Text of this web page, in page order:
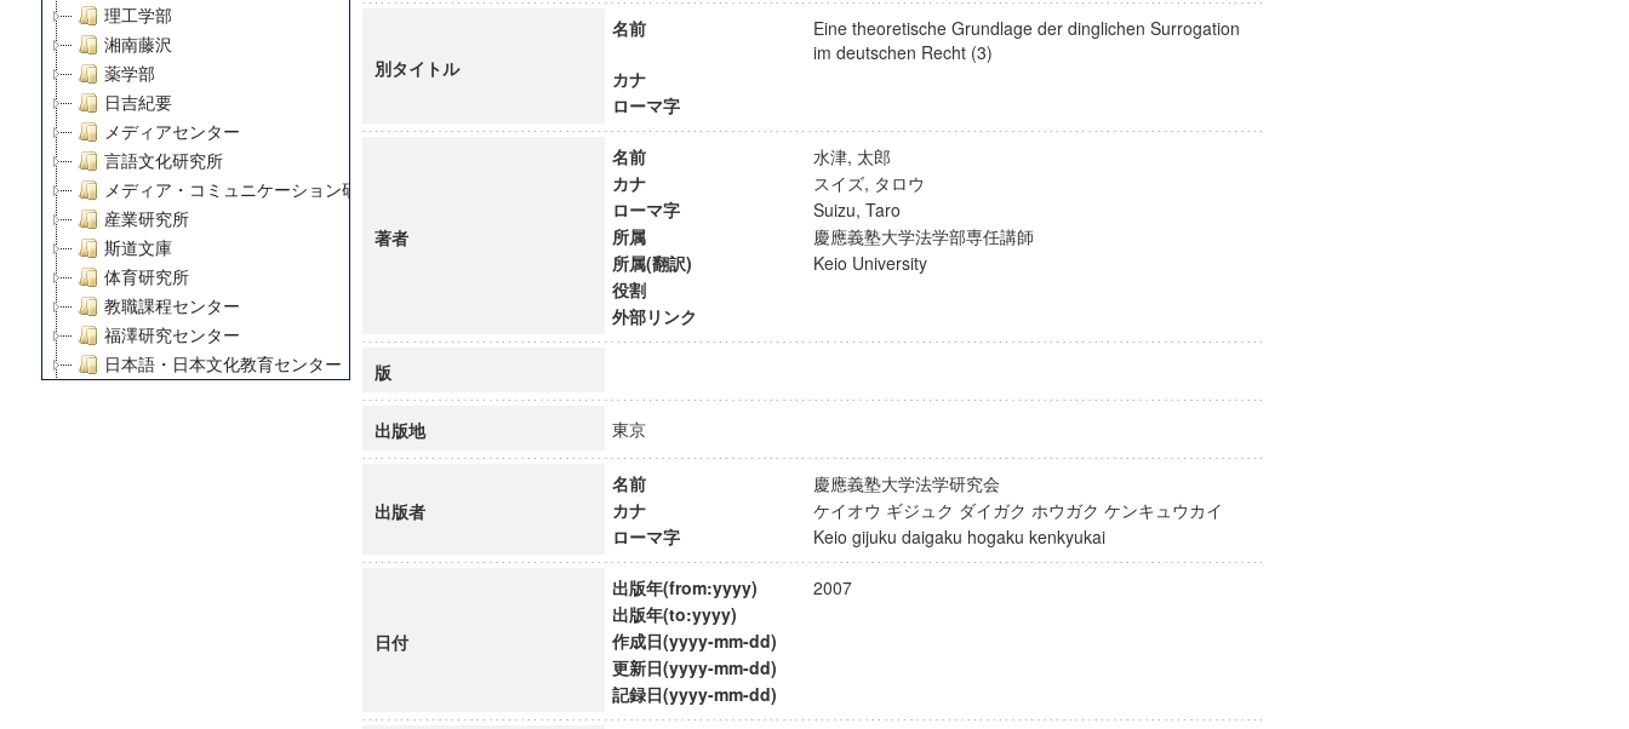
理工学部
湘南藤沢
薬学部
日吉紀要
メディアセンター
言語文化研究所
メディア・コミュニケーション研究所
産業研究所
斯道文庫
体育研究所
教職課程センター
福澤研究センター
日本語・日本文化教育センター
慶應義塾大学グローバルCOEプログラム市民社会ガバナンス教育研究センター
慶應義塾大学グローバルCOEプログラム論理と感性の先端的教育研究拠点
博士課程教育リーディングプログラム「超成熟社会発展のサイエンス」
別タイトル
名前
Eine theoretische Grundlage der dinglichen Surrogation
im deutschen Recht (3)
カナ
ローマ字
著者
名前
水津, 太郎
カナ
スイズ, タロウ
ローマ字
Suizu, Taro
所属
慶應義塾大学法学部専任講師
所属(翻訳)
Keio University
役割
外部リンク
版
出版地 東京
出版者
名前
慶應義塾大学法学研究会
カナ
ケイオウ ギジュク ダイガク ホウガク ケンキュウカイ
ローマ字
Keio gijuku daigaku hogaku kenkyukai
日付
出版年(from:yyyy)
2007
出版年(to:yyyy)
作成日(yyyy-mm-dd)
更新日(yyyy-mm-dd)
記録日(yyyy-mm-dd)